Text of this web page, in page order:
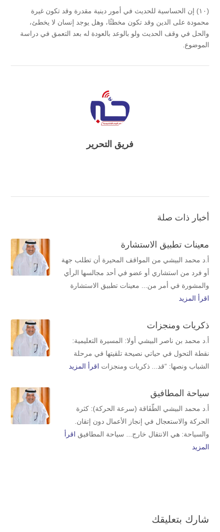
(١٠) إن الحساسية للحديث في أمور دينية مقدرة وقد تكون غيرة
محمودة على الدين وقد تكون مخطئًا، وهل يوجد إنسان لا يخطئ،
والحل في وقف الحديث ولو بالوعد بالعودة له بعد التعمق في دراسة
الموضوع.
فريق التحرير
أخبار ذات صلة
معينات تطبيق الاستشارة
أ.د محمد البيشي من المواقف المحيرة أن تطلب جهة
أو فرد من استشاري أو عضو في أحد مجالسها الرأي
والمشورة في أمر من... معينات تطبيق الاستشارة
اقرأ المزيد
ذكريات ومنجزات
أ.د محمد بن ناصر البيشي أولا: المسيرة التعليمية:
نقطة التحول في حياتي نصيحة تلقيتها في مرحلة
الشباب ونصها: “قد... ذكريات ومنجزات اقرأ المزيد
سياحة المطافيق
أ.د محمد البيشي الطّفَاقة (سرعة الحركة): كثرة
الحركة والاستعجال في إنجاز الأعمال دون إتقان.
والسياحة: هي الانتقال خارج... سياحة المطافيق اقرأ
المزيد
شارك بتعليقك